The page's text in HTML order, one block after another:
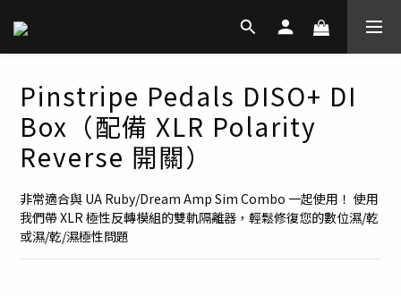
Pinstripe Pedals DISO+ DI
Box（配備 XLR Polarity
Reverse 開關）
非常適合與 UA Ruby/Dream Amp Sim Combo 一起使用！ 使用
我們帶 XLR 極性反轉模組的雙軌隔離器，輕鬆修復您的數位濕/乾
或濕/乾/濕極性問題